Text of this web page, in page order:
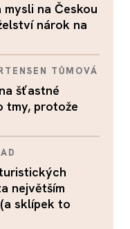
na Českou
nárok na
TŮMOVÁ
šťastné
tmy, protože
největším
sklípek to